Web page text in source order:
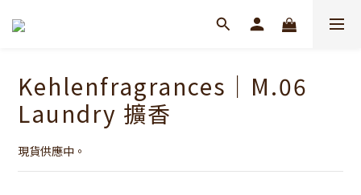
Kehlenfragrances｜M.06
Laundry 擴香
現貨供應中。